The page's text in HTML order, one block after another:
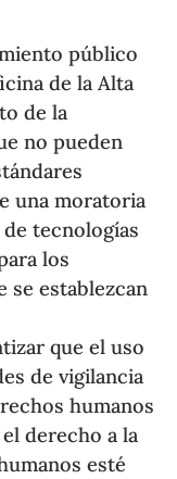
público
de la Alta
de la
no pueden
una moratoria
tecnologías
los
se establezcan
que el uso
de vigilancia
humanos
derecho a la
esté